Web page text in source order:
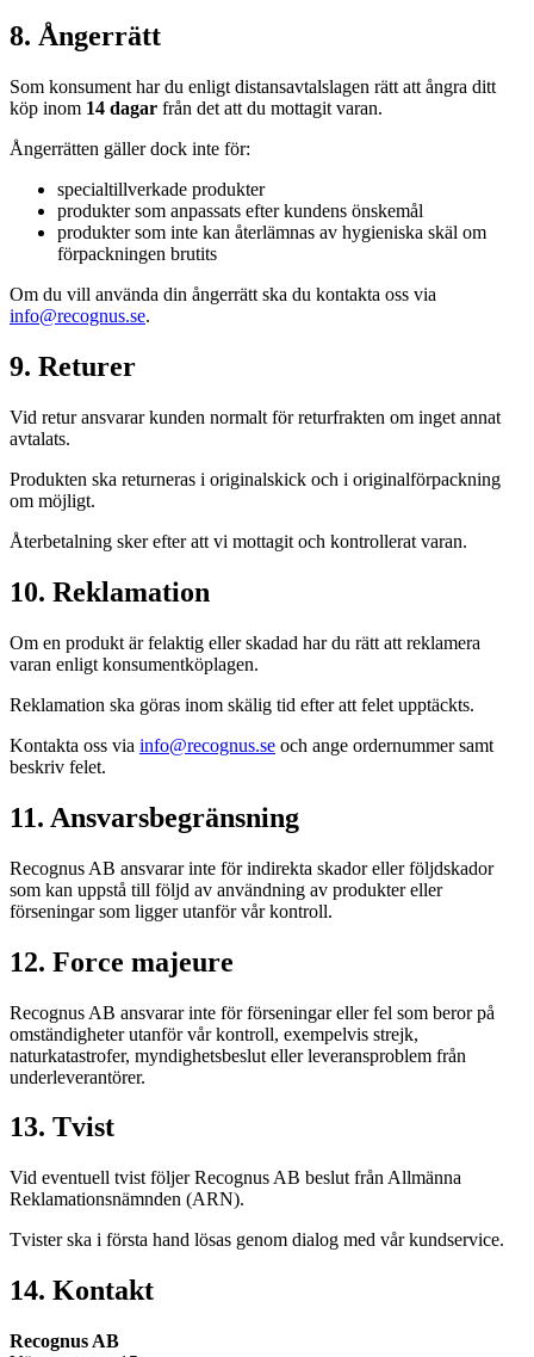
8. Ångerrätt
Som konsument har du enligt distansavtalslagen rätt att ångra ditt
köp inom 14 dagar från det att du mottagit varan.
Ångerrätten gäller dock inte för:
specialtillverkade produkter
produkter som anpassats efter kundens önskemål
produkter som inte kan återlämnas av hygieniska skäl om
förpackningen brutits
Om du vill använda din ångerrätt ska du kontakta oss via
info@recognus.se.
9. Returer
Vid retur ansvarar kunden normalt för returfrakten om inget annat
avtalats.
Produkten ska returneras i originalskick och i originalförpackning
om möjligt.
Återbetalning sker efter att vi mottagit och kontrollerat varan.
10. Reklamation
Om en produkt är felaktig eller skadad har du rätt att reklamera
varan enligt konsumentköplagen.
Reklamation ska göras inom skälig tid efter att felet upptäckts.
Kontakta oss via info@recognus.se och ange ordernummer samt
beskriv felet.
11. Ansvarsbegränsning
Recognus AB ansvarar inte för indirekta skador eller följdskador
som kan uppstå till följd av användning av produkter eller
förseningar som ligger utanför vår kontroll.
12. Force majeure
Recognus AB ansvarar inte för förseningar eller fel som beror på
omständigheter utanför vår kontroll, exempelvis strejk,
naturkatastrofer, myndighetsbeslut eller leveransproblem från
underleverantörer.
13. Tvist
Vid eventuell tvist följer Recognus AB beslut från Allmänna
Reklamationsnämnden (ARN).
Tvister ska i första hand lösas genom dialog med vår kundservice.
14. Kontakt
Recognus AB